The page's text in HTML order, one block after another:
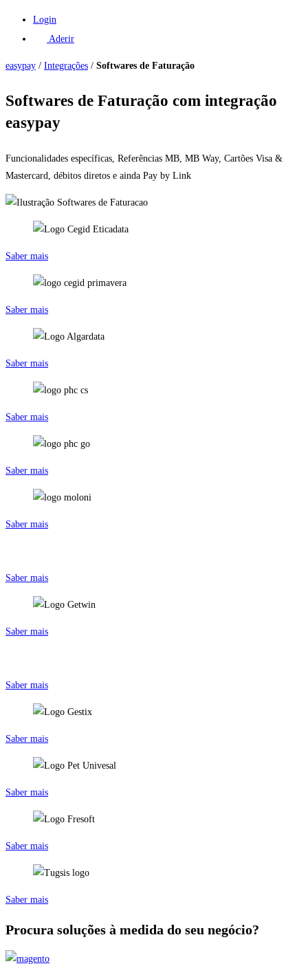
Login
Aderir
easypay / Integrações / Softwares de Faturação
Softwares de Faturação com integração
easypay
Funcionalidades específicas, Referências MB, MB Way, Cartões Visa &
Mastercard, débitos diretos e ainda Pay by Link
Saber mais
Saber mais
Saber mais
Saber mais
Saber mais
Saber mais
Saber mais
Saber mais
Saber mais
Saber mais
Saber mais
Saber mais
Saber mais
Procura soluções à medida do seu negócio?